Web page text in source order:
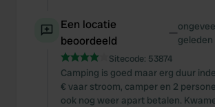
Een locatie
beoordeeld
—geleden
Sitecode: 53874
Camping is goed maar erg duur
€ vaar stroom, camper en 2
ook nog weer apart betalen.